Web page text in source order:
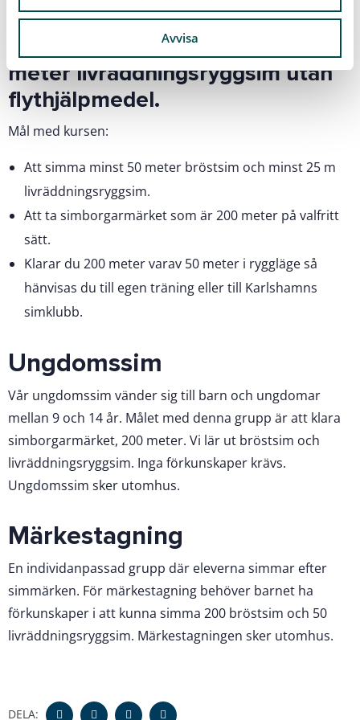
Avvisa
Förkunskap: Barnet ska kunna
simma 25 meter bröstsim och 10
meter livräddningsryggsim utan
flythjälpmedel.
Mål med kursen:
Att simma minst 50 meter bröstsim och minst 25 m
livräddningsryggsim.
Att ta simborgarmärket som är 200 meter på valfritt
sätt.
Klarar du 200 meter varav 50 meter i ryggläge så
hänvisas du till egen träning eller till Karlshamns
simklubb.
Ungdomssim
Vår ungdomssim vänder sig till barn och ungdomar
mellan 9 och 14 år. Målet med denna grupp är att klara
simborgarmärket, 200 meter. Vi lär ut bröstsim och
livräddningsryggsim. Inga förkunskaper krävs.
Ungdomssim sker utomhus.
Märkestagning
En individanpassad grupp där eleverna simmar efter
simmärken. För märkestagning behöver barnet ha
förkunskaper i att kunna simma 200 bröstsim och 50
livräddningsryggsim. Märkestagningen sker utomhus.
DELA: